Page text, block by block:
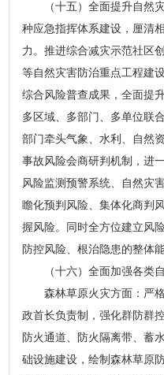
（十五）全面提升自然
种应急指挥体系建设，厘清
力。推进综合减灾示范社区
等自然灾害防治重点工程建
综合风险普查成果，全面提
多区域、多部门、多单位联
部门牵头气象、水利、自然
事故风险会商研判机制，进
风险监测预警系统、自然灾
瞻化预判风险、集体化商判
握风险。同时全方位建立风
防控风险、根治隐患的整体能
（十六）全面加强各类
森林草原火灾方面：严
政首长负责制，强化群防群
防火通道、防火隔离带、蓄
础设施建设，绘制森林草原